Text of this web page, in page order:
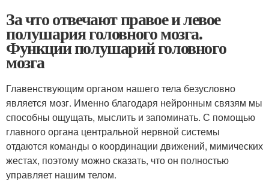
За что отвечают правое и левое
полушария головного мозга.
Функции полушарий головного
мозга
Главенствующим органом нашего тела безусловно
является мозг. Именно благодаря нейронным связям мы
способны ощущать, мыслить и запоминать. С помощью
главного органа центральной нервной системы
отдаются команды о координации движений, мимических
жестах, поэтому можно сказать, что он полностью
управляет нашим телом.